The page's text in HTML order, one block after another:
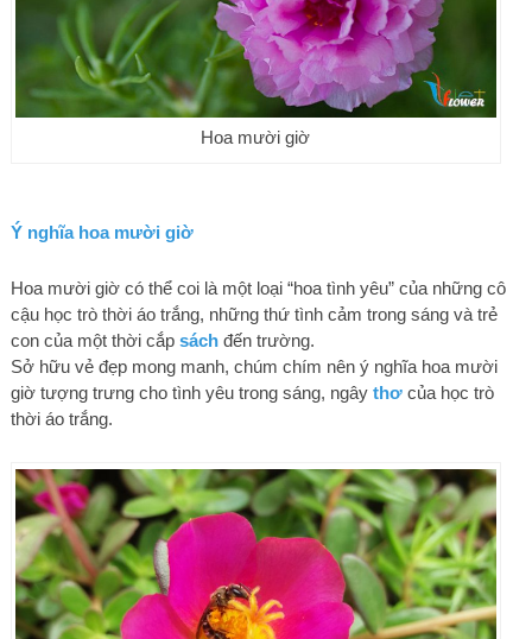
Hoa mười giờ
Ý nghĩa hoa mười giờ
Hoa mười giờ có thể coi là một loại “hoa tình yêu” của những cô
cậu học trò thời áo trắng, những thứ tình cảm trong sáng và trẻ
con của một thời cắp sáchđến trường.
Sở hữu vẻ đẹp mong manh, chúm chím nên ý nghĩa hoa mười
giờ tượng trưng cho tình yêu trong sáng, ngây thơcủa học trò
thời áo trắng.